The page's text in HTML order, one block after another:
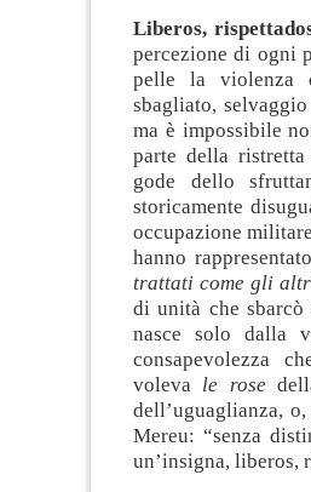
Liberos,
percezione di ogni
pelle la violenza
sbagliato,
ma è impossibile
parte della
gode dello
storicamente
occupazione
hanno
trattati come gli
di unità che
nasce solo dalla
consapevolezza
voleva le rose
dell’uguaglianza,
Mereu: “senza
un’insigna, liberos,